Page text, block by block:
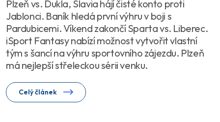
Plzeň vs. Dukla, Slavia hájí čisté konto proti
Jablonci. Baník hledá první výhru v boji s
Pardubicemi. Víkend zakončí Sparta vs. Liberec.
iSport Fantasy nabízí možnost vytvořit vlastní
tým s šancí na výhru sportovního zájezdu. Plzeň
má nejlepší střeleckou sérii venku.
Celý článek